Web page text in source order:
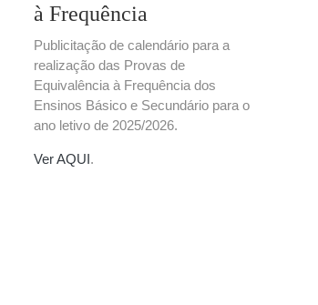
à Frequência
Publicitação de calendário para a
realização das Provas de
Equivalência à Frequência dos
Ensinos Básico e Secundário para o
ano letivo de 2025/2026.
Ver AQUI.